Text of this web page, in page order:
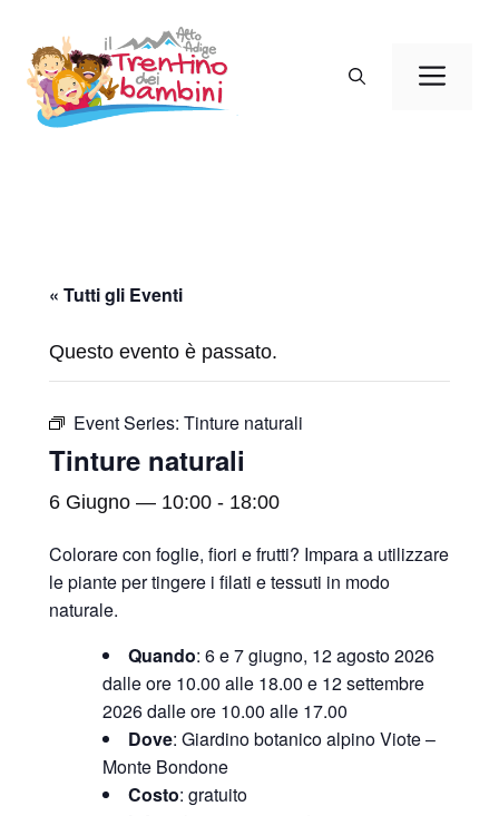
contenuto
« Tutti gli Eventi
Questo evento è passato.
Event Series: Tinture naturali
Tinture naturali
6 Giugno — 10:00 - 18:00
Colorare con foglie, fiori e frutti? Impara a utilizzare
le piante per tingere i filati e tessuti in modo
naturale.
Quando: 6 e 7 giugno, 12 agosto 2026
dalle ore 10.00 alle 18.00 e 12 settembre
2026 dalle ore 10.00 alle 17.00
Dove: Giardino botanico alpino Viote –
Monte Bondone
Costo: gratuito